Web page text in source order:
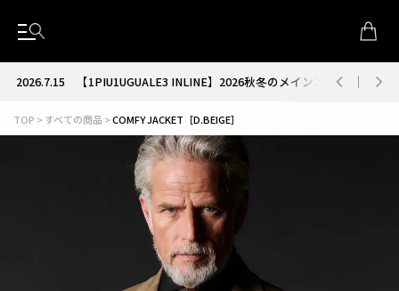
2026.7.15【1PIU1UGUALE3 INLINE】2026秋冬のメインコレクションが
TOP すべての商品 COMFY JACKET［D.BEIGE］